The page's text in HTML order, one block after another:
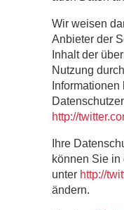
Wir weisen
Anbieter der
Inhalt der
Nutzung
http://
Ihre
können Sie
unter http://
ändern.